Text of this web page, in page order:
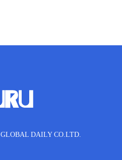
GLOBAL DAILY CO.LTD.